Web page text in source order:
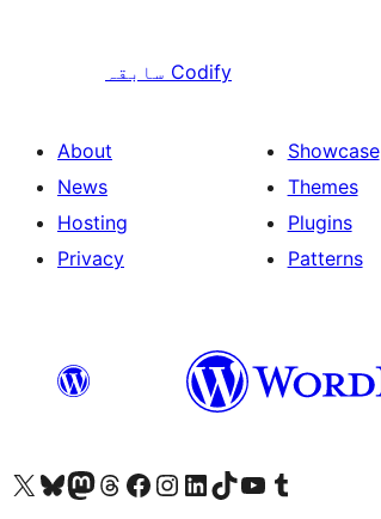
سابقہ Codify
About
News
Hosting
Privacy
Showcase
Themes
Plugins
Patterns
Visit our X (formerly Twitter) account
ہمارے بلیواسکائی اکاؤنٹ پر جائیں
Visit our Mastodon account
ہمارے ٹھریڈز اکاؤنٹ پر جائیں
Visit our Facebook page
Visit our Instagram account
Visit our LinkedIn account
ہمارے ٹک ٹاک اکاؤنٹ پر جائیں
Visit our YouTube channel
ہمارے ٹمبلر اکاؤنٹ پر جائیں